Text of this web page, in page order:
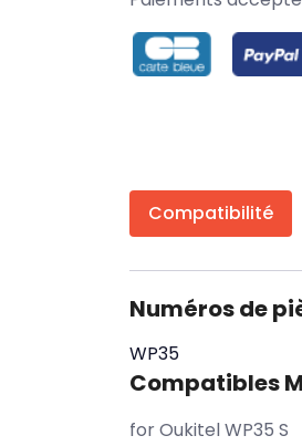
Compatibilité
Numéros de
WP35
Compatibles
for Oukitel WP35 S